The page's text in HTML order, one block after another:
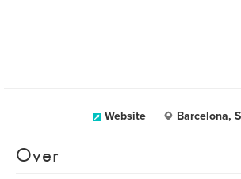
Website Barcelona,
Over